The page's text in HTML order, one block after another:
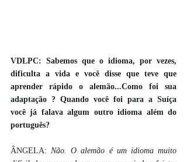
VDLPC: Sabemos que o idioma, por vezes,
dificulta a vida e você disse que teve que
aprender rápido o alemão...Como foi sua
adaptação ? Quando você foi para a Suíça
você já falava algum outro idioma além do
português?
ÂNGELA: Não. O alemão é um idioma muito